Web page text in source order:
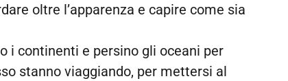
oltre l’apparenza e capire come sia
i continenti e persino gli oceani per
stanno viaggiando, per mettersi al